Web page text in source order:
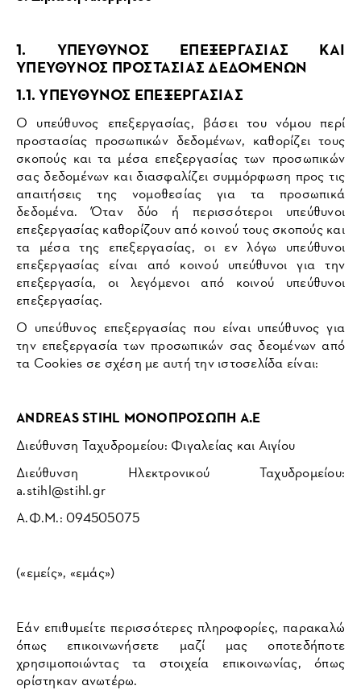
1. ΥΠΕΥΘΥΝΟΣ ΕΠΕΞΕΡΓΑΣΙΑΣ ΚΑΙ
ΥΠΕΥΘΥΝΟΣ ΠΡΟΣΤΑΣΙΑΣ ΔΕΔΟΜΕΝΩΝ
1.1. ΥΠΕΥΘΥΝΟΣ ΕΠΕΞΕΡΓΑΣΙΑΣ
Ο υπεύθυνος επεξεργασίας, βάσει του νόμου περί
προστασίας προσωπικών δεδομένων, καθορίζει τους
σκοπούς και τα μέσα επεξεργασίας των προσωπικών
σας δεδομένων και διασφαλίζει συμμόρφωση προς τις
απαιτήσεις της νομοθεσίας για τα προσωπικά
δεδομένα. Όταν δύο ή περισσότεροι υπεύθυνοι
επεξεργασίας καθορίζουν από κοινού τους σκοπούς και
τα μέσα της επεξεργασίας, οι εν λόγω υπεύθυνοι
επεξεργασίας είναι από κοινού υπεύθυνοι για την
επεξεργασία, οι λεγόμενοι από κοινού υπεύθυνοι
επεξεργασίας.
Ο υπεύθυνος επεξεργασίας που είναι υπεύθυνος για
την επεξεργασία των προσωπικών σας δεομένων από
τα Cookies σε σχέση με αυτή την ιστοσελίδα είναι:
ANDREAS STIHL ΜΟΝΟΠΡΟΣΩΠΗ A.E
Διεύθυνση Ταχυδρομείου: Φιγαλείας και Αιγίου
Διεύθυνση Ηλεκτρονικού Ταχυδρομείου:
a.stihl@stihl.gr
Α.Φ.Μ.: 094505075
(«εμείς», «εμάς»)
Εάν επιθυμείτε περισσότερες πληροφορίες, παρακαλώ
όπως επικοινωνήσετε μαζί μας οποτεδήποτε
χρησιμοποιώντας τα στοιχεία επικοινωνίας, όπως
ορίστηκαν ανωτέρω.